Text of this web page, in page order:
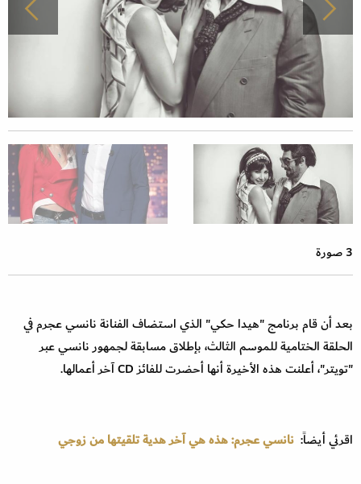
3 صورة
بعد أن قام برنامج "هيدا حكي" الذي استضاف الفنانة نانسي عجرم في
الحلقة الختامية للموسم الثالث، بإطلاق مسابقة لجمهور نانسي عبر
"تويتر"، أعلنت هذه الأخيرة أنها أحضرت للفائز CD آخر أعمالها.
اقرئي أيضاً: نانسي عجرم: هذه هي آخر هدية تلقيتها من زوجي